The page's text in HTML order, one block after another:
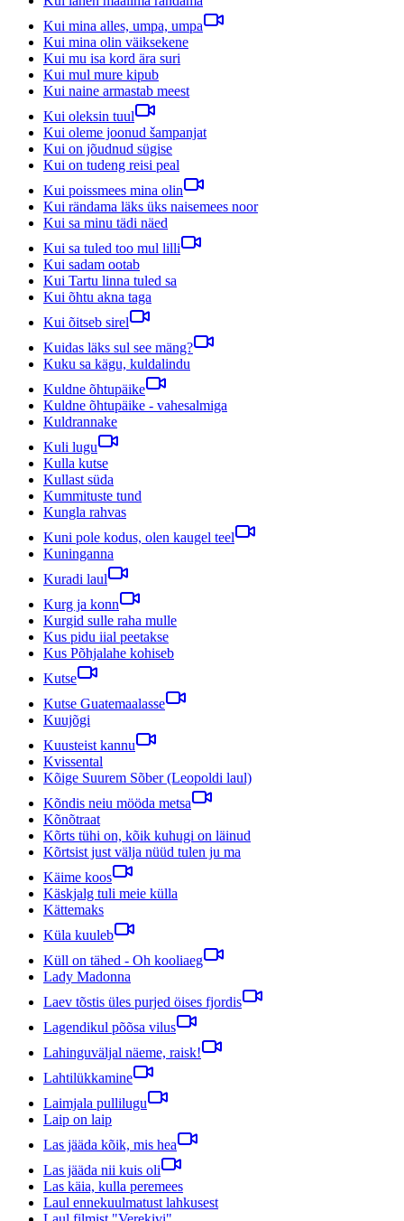
Kui mina alles, umpa, umpa
Kui mina olin väiksekene
Kui mu isa kord ära suri
Kui mul mure kipub
Kui naine armastab meest
Kui oleksin tuul
Kui oleme joonud šampanjat
Kui on jõudnud sügise
Kui on tudeng reisi peal
Kui poissmees mina olin
Kui rändama läks üks naisemees noor
Kui sa minu tädi näed
Kui sa tuled too mul lilli
Kui sadam ootab
Kui Tartu linna tuled sa
Kui õhtu akna taga
Kui õitseb sirel
Kuidas läks sul see mäng?
Kuku sa kägu, kuldalindu
Kuldne õhtupäike
Kuldne õhtupäike - vahesalmiga
Kuldrannake
Kuli lugu
Kulla kutse
Kullast süda
Kummituste tund
Kungla rahvas
Kuni pole kodus, olen kaugel teel
Kuninganna
Kuradi laul
Kurg ja konn
Kurgid sulle raha mulle
Kus pidu iial peetakse
Kus Põhjalahe kohiseb
Kutse
Kutse Guatemaalasse
Kuujõgi
Kuusteist kannu
Kvissental
Kõige Suurem Sõber (Leopoldi laul)
Kõndis neiu mööda metsa
Kõnõtraat
Kõrts tühi on, kõik kuhugi on läinud
Kõrtsist just välja nüüd tulen ju ma
Käime koos
Käskjalg tuli meie külla
Kättemaks
Küla kuuleb
Küll on tähed - Oh kooliaeg
Lady Madonna
Laev tõstis üles purjed öises fjordis
Lagendikul põõsa vilus
Lahinguväljal näeme, raisk!
Lahtilükkamine
Laimjala pullilugu
Laip on laip
Las jääda kõik, mis hea
Las jääda nii kuis oli
Las käia, kulla peremees
Laul ennekuulmatust lahkusest